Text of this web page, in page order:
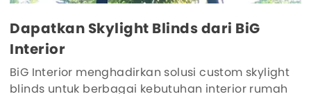
Dapatkan Skylight Blinds dari BiG
Interior
BiG Interior menghadirkan solusi custom skylight
blinds untuk berbagai kebutuhan interior rumah